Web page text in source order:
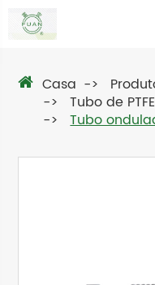
Casa
Tubo de
Tubo